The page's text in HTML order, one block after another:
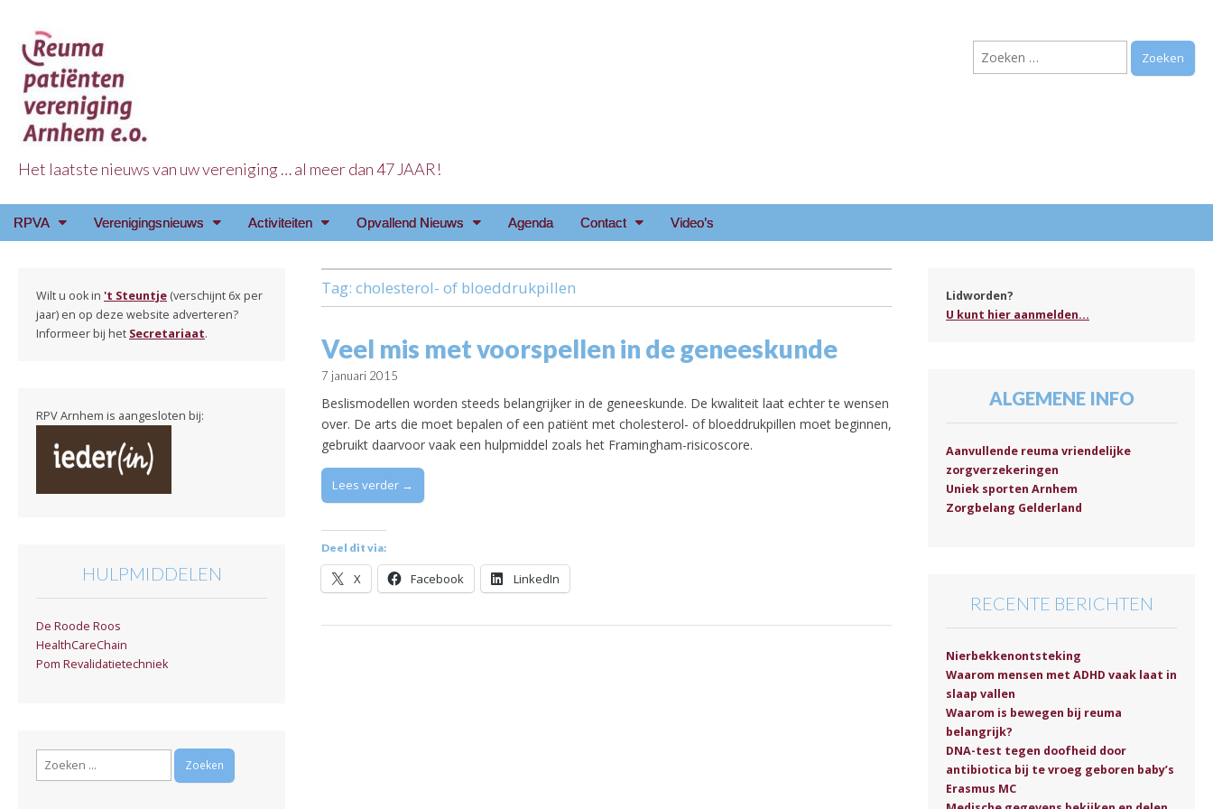
Reuma Patienten Vereniging Arnhem e.o.
Het laatste nieuws van uw vereniging … al meer dan 47 JAAR!
Zoeken
naar:
Main
Skip
RPVA Verenigingsnieuws Activiteiten Opvallend Nieuws Agenda Contact Video’s
Tag: cholesterol- of bloeddrukpillen
Veel mis met voorspellen in de geneeskunde
7 januari 2015
Beslismodellen worden steeds belangrijker in de geneeskunde. De kwaliteit laat echter te wensen
over. De arts die moet bepalen of een patiënt met cholesterol- of bloeddrukpillen moet beginnen,
gebruikt daarvoor vaak een hulpmiddel zoals het Framingham-risicoscore.
Lees verder →
Deel dit via:
X Facebook LinkedIn
Wilt u ook in 't Steuntje (verschijnt 6x per
jaar) en op deze website adverteren?
Informeer bij het Secretariaat.
RPV Arnhem is aangesloten bij:
HULPMIDDELEN
De Roode Roos
HealthCareChain
Pom Revalidatietechniek
Zoeken
Lidworden?
U kunt hier aanmelden...
ALGEMENE INFO
Aanvullende reuma vriendelijke
zorgverzekeringen
Uniek sporten Arnhem
Zorgbelang Gelderland
RECENTE BERICHTEN
Nierbekkenontsteking
Waarom mensen met ADHD vaak laat in
slaap vallen
Waarom is bewegen bij reuma
belangrijk?
DNA-test tegen doofheid door
antibiotica bij te vroeg geboren baby’s
Erasmus MC